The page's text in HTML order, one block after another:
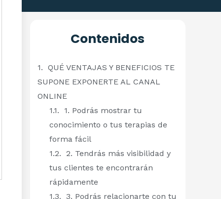
Contenidos
QUÉ VENTAJAS Y BENEFICIOS TE
SUPONE EXPONERTE AL CANAL
ONLINE
1. Podrás mostrar tu
conocimiento o tus terapias de
forma fácil
2. Tendrás más visibilidad y
tus clientes te encontrarán
rápidamente
3. Podrás relacionarte con tu